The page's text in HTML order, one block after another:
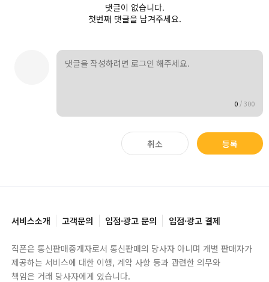
댓글이 없습니다.
첫번째 댓글을 남겨주세요.
0 /300
취소 등록
서비스소개 고객문의 입점·광고 문의 입점·광고 결제
직폰은 통신판매중개자로서 통신판매의 당사자 아니며 개별 판매자가
제공하는 서비스에 대한 이행, 계약 사항 등과 관련한 의무와
책임은 거래 당사자에게 있습니다.